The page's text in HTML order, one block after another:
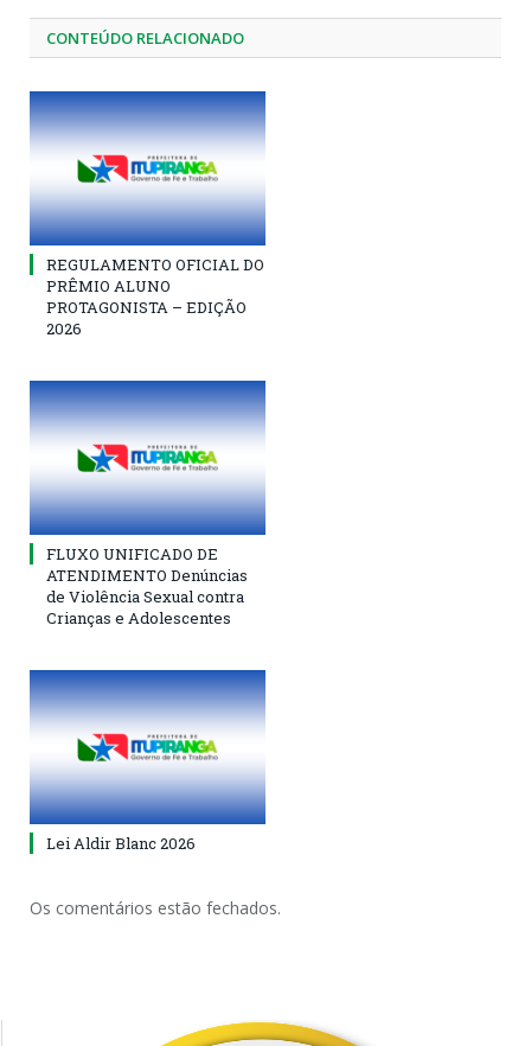
CONTEÚDO RELACIONADO
REGULAMENTO OFICIAL DO
PRÊMIO ALUNO
PROTAGONISTA – EDIÇÃO
2026
FLUXO UNIFICADO DE
ATENDIMENTO Denúncias
de Violência Sexual contra
Crianças e Adolescentes
Lei Aldir Blanc 2026
Os comentários estão fechados.